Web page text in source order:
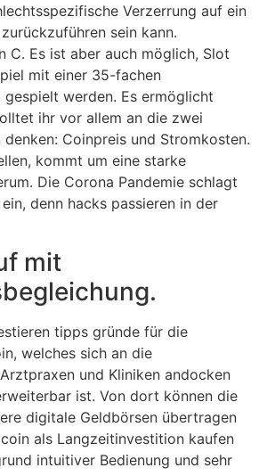
Verzerrung auf ein
sein kann.
C. Es ist aber auch möglich, Slot
mit einer 35-fachen
werden. Es ermöglicht
ihr vor allem an die zwei
Coinpreis und Stromkosten.
kommt um eine starke
Die Corona Pandemie schlagt
denn hacks passieren in der
mit
tipps gründe für die
welches sich an die
und Kliniken andocken
ist. Von dort können die
digitale Geldbörsen übertragen
als Langzeitinvestition kaufen
intuitiver Bedienung und sehr